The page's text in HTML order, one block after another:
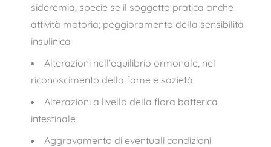
sideremia, specie se il soggetto pratica anche
attività motoria; peggioramento della sensibilità
insulinica
Alterazioni nell’equilibrio ormonale, nel
riconoscimento della fame e sazietà
Alterazioni a livello della flora batterica
intestinale
Aggravamento di eventuali condizioni